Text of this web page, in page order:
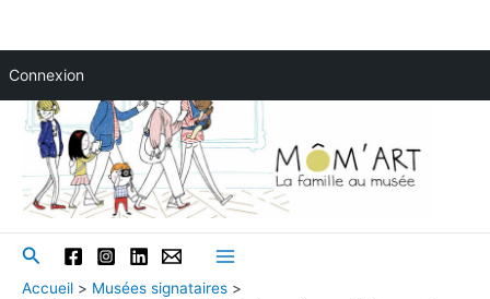
Connexion
contenu
Rechercher
Accueil
Musées signataires